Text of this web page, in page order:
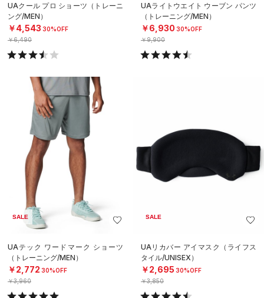
UAクール プロ ショーツ（トレーニ
ング/MEN）
￥4,543 30%OFF
￥6,490
UAライトウエイト ウーブン パンツ
（トレーニング/MEN）
￥6,930 30%OFF
￥9,900
SALE
UAテック ワードマーク ショーツ
（トレーニング/MEN）
￥2,772 30%OFF
￥3,960
SALE
UAリカバー アイマスク（ライフス
タイル/UNISEX）
￥2,695 30%OFF
￥3,850